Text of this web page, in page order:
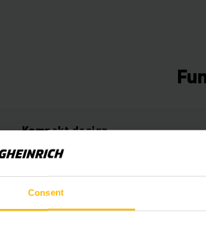
Consent
Kompakt design
Intelligent lasthåndtering
Intuitiv grænseflade mellem